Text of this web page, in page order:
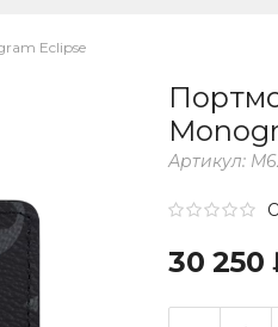
Eclipse
Артикул:
30 250